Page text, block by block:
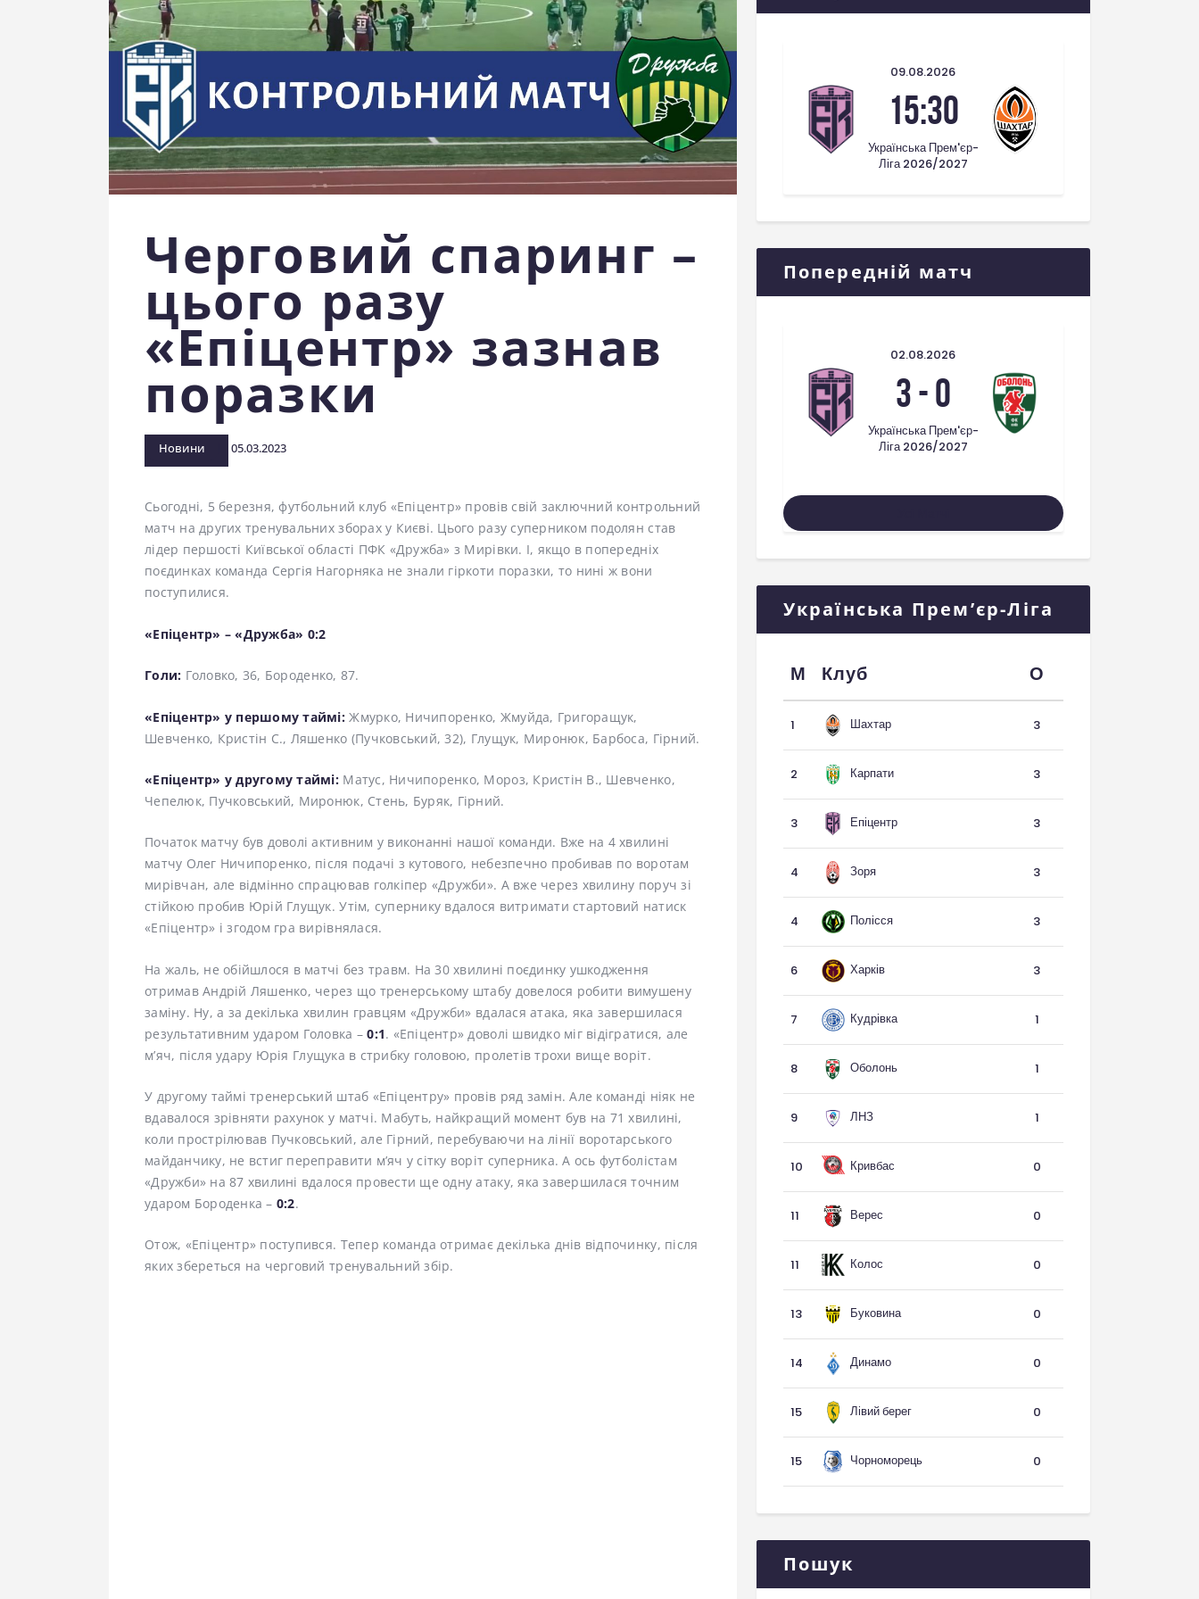
Черговий спаринг –
цього разу
«Епіцентр» зазнав
поразки
Новини 05.03.2023
Сьогодні, 5 березня, футбольний клуб «Епіцентр» провів свій заключний контрольний
матч на других тренувальних зборах у Києві. Цього разу суперником подолян став
лідер першості Київської області ПФК «Дружба» з Мирівки. І, якщо в попередніх
поєдинках команда Сергія Нагорняка не знали гіркоти поразки, то нині ж вони
поступилися.
«Епіцентр» – «Дружба» 0:2
Голи: Головко, 36, Бороденко, 87.
«Епіцентр» у першому таймі:Жмурко, Ничипоренко, Жмуйда, Григоращук,
Шевченко, Кристін С., Ляшенко (Пучковський, 32), Глущук, Миронюк, Барбоса, Гірний.
«Епіцентр» у другому таймі: Матус, Ничипоренко, Мороз, Кристін В., Шевченко,
Чепелюк, Пучковський, Миронюк, Стень, Буряк, Гірний.
Початок матчу був доволі активним у виконанні нашої команди. Вже на 4 хвилині
матчу Олег Ничипоренко, після подачі з кутового, небезпечно пробивав по воротам
мирівчан, але відмінно спрацював голкіпер «Дружби». А вже через хвилину поруч зі
стійкою пробив Юрій Глущук. Утім, супернику вдалося витримати стартовий натиск
«Епіцентр» і згодом гра вирівнялася.
На жаль, не обійшлося в матчі без травм. На 30 хвилині поєдинку ушкодження
отримав Андрій Ляшенко, через що тренерському штабу довелося робити вимушену
заміну. Ну, а за декілька хвилин гравцям «Дружби» вдалася атака, яка завершилася
результативним ударом Головка –0:1. «Епіцентр» доволі швидко міг відігратися, але
м’яч, після удару Юрія Глущука в стрибку головою, пролетів трохи вище воріт.
У другому таймі тренерський штаб «Епіцентру» провів ряд замін. Але команді ніяк не
вдавалося зрівняти рахунок у матчі. Мабуть, найкращий момент був на 71 хвилині,
коли прострілював Пучковський, але Гірний, перебуваючи на лінії воротарського
майданчику, не встиг переправити м’яч у сітку воріт суперника. А ось футболістам
«Дружби» на 87 хвилині вдалося провести ще одну атаку, яка завершилася точним
ударом Бороденка – 0:2.
Отож, «Епіцентр» поступився. Тепер команда отримає декілька днів відпочинку, після
яких збереться на черговий тренувальний збір.
09.08.2026
15:30
Українська Прем'єр-
Ліга 2026/2027
Попередній матч
02.08.2026
3-0
Українська Прем'єр-
Ліга 2026/2027
Українська Прем’єр-Ліга
М Клуб О
1 Шахтар 3
2 Карпати 3
3 Епіцентр 3
4 Зоря 3
4 Полісся 3
6 Харків 3
7 Кудрівка 1
8 Оболонь 1
9 ЛНЗ 1
10 Кривбас 0
11 Верес 0
11 Колос 0
13 Буковина 0
14 Динамо 0
15 Лівий берег 0
15 Чорноморець 0
Пошук